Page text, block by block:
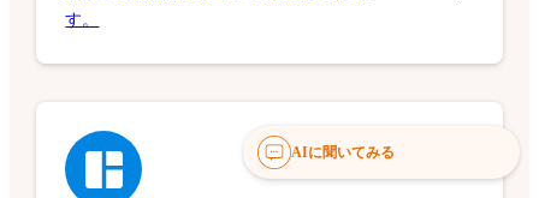
す。
AIに聞いてみる